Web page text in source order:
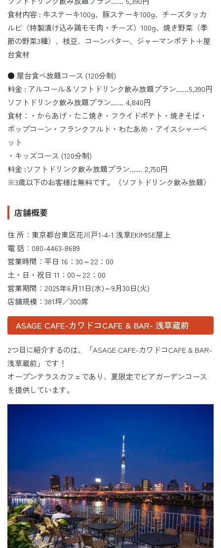
食材内容 : 牛ステーキ100g、豚ステーキ100g、チーズタッカ
ルビ（特製漬け込み鶏モモ肉・チーズ）100g、焼き野菜（季
節の野菜3種）、枝豆、コーンバター、ジャーマンポテト＋屋
台食材
● 屋台食べ放題コース (120分制)
料金 : アルコール＆ソフトドリンク飲み放題プラン……5,390円
ソフトドリンク飲み放題プラン…… 4,840円
食材：・からあげ・たこ焼き・フライドポテト・焼きそば・
ポップコーン・フランクフルト・わたあめ・アイスシャーベ
ット
・キッズコース (120分制)
料金 :ソフトドリンク飲み放題プラン…… 2,750円
※3歳以下のお客様は無料です。（ソフトドリンク飲み放題）
店舗概要
住 所：東京都台東区花川戸1-4-1 浅草EKIMISE屋上
電 話：080-4463-8689
営業時間：平日 16：30～22：00
土・日・祝日 11：00～22：00
営業期間：2025年6月11日(水)～9月30日(火)
店舗規模：381坪／300席
ASAGE CAFE-カワドコCAFE & BAR- 浅草蔵前
2つ目に紹介するのは、「ASAGE CAFE-カワドコCAFE & BAR-
浅草蔵前」です！
オープンテラスカフェであり、夏限定でビアガーデンコース
を提供しています。